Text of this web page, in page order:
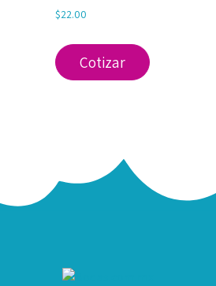
$22.00
Cotizar